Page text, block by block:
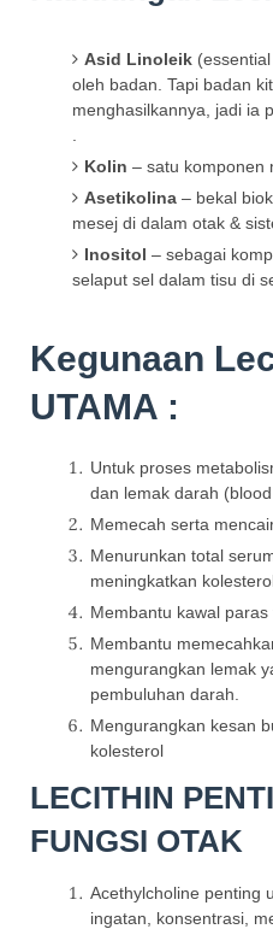
Asid Linoleik
oleh badan. Tapi badan
menghasilkannya, jadi ia
Kolin – satu komponen
Asetikolina – bekal
mesej di dalam otak &
Inositol – sebagai
selaput sel dalam tisu di
Kegunaan
UTAMA :
Untuk proses
dan lemak darah
Memecah serta
Menurunkan total
meningkatkan
Membantu kawal
Membantu
mengurangkan lemak
pembuluhan darah.
Mengurangkan kesan
kolesterol
LECITHIN
FUNGSI OTAK
Acethylcholine penting
ingatan, konsentrasi,